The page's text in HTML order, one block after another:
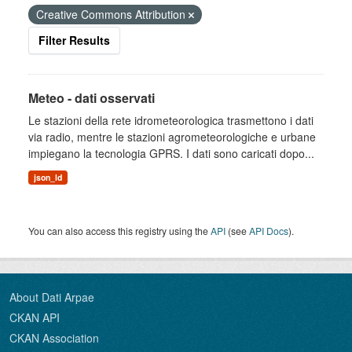
Creative Commons Attribution
Filter Results
Meteo - dati osservati
Le stazioni della rete idrometeorologica trasmettono i dati
via radio, mentre le stazioni agrometeorologiche e urbane
impiegano la tecnologia GPRS. I dati sono caricati dopo...
json_ld
You can also access this registry using theAPI (seeAPI Docs).
About Dati Arpae
CKAN API
CKAN Association